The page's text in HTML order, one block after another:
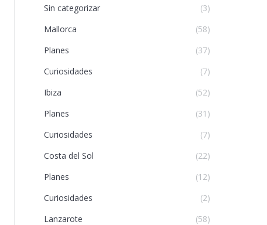
Sin categorizar
(3)
Mallorca
(58)
Planes
(37)
Curiosidades
(7)
Ibiza
(52)
Planes
(31)
Curiosidades
(7)
Costa del Sol
(22)
Planes
(12)
Curiosidades
(2)
Lanzarote
(58)